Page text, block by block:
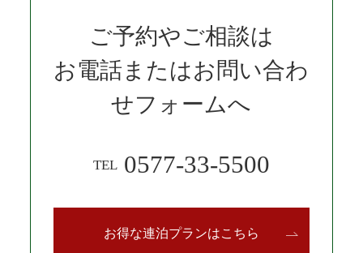
ご予約やご相談は
お電話またはお問い合わ
せフォームへ
TEL 0577-33-5500
お得な連泊プランはこちら